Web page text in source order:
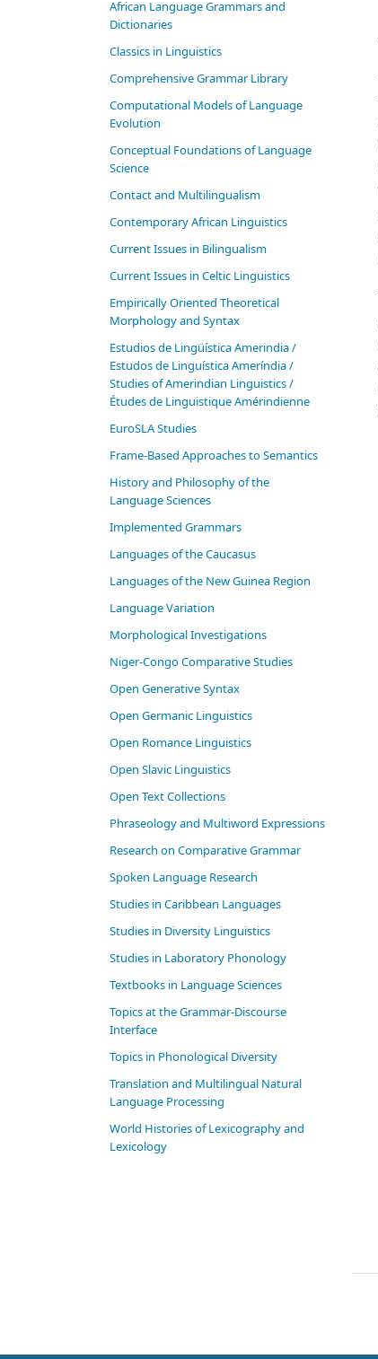
African Language Grammars and
Dictionaries
Classics in Linguistics
Comprehensive Grammar Library
Computational Models of Language
Evolution
Conceptual Foundations of Language
Science
Contact and Multilingualism
Contemporary African Linguistics
Current Issues in Bilingualism
Current Issues in Celtic Linguistics
Empirically Oriented Theoretical
Morphology and Syntax
Estudios de Lingüística Amerindia /
Estudos de Linguística Ameríndia /
Studies of Amerindian Linguistics /
Études de Linguistique Amérindienne
EuroSLA Studies
Frame-Based Approaches to Semantics
History and Philosophy of the
Language Sciences
Im­ple­ment­ed Gram­mars
Languages of the Caucasus
Languages of the New Guinea Region
Language Variation
Morphological Investigations
Niger-Congo Comparative Studies
Open Generative Syntax
Open Germanic Linguistics
Open Romance Linguistics
Open Slavic Linguistics
Open Text Collections
Phraseology and Multiword Expressions
Research on Comparative Grammar
Spoken Language Research
Studies in Caribbean Languages
Studies in Diversity Linguistics
Studies in Laboratory Phonology
Textbooks in Language Sciences
Topics at the Grammar-Discourse
Interface
Topics in Phonological Diversity
Translation and Multilingual Natural
Language Processing
World Histories of Lexicography and
Lexicology